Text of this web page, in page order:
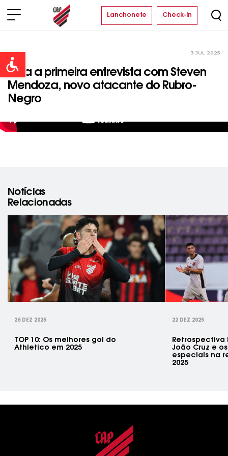
Open toolbar
Lanchonete Check-in
3 JUL 2025
Veja a primeira entrevista com Steven
Mendoza, novo atacante do Rubro-
Negro
Notícias
Relacionadas
26 DEZ 2025
TOP 10: Os melhores gol do
Athletico em 2025
22 DEZ 2025
Retrospectiva
João Cruz e
especiais na
2025